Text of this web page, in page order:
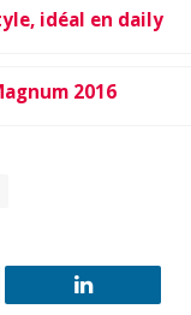
idéal en daily
2016
LinkedIn